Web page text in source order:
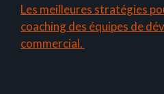
Les meilleures stratégies
coaching des équipes de
commercial.